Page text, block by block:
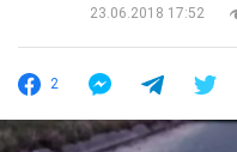
23.06.2018 17:52
2